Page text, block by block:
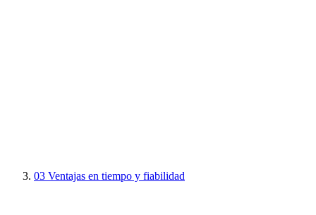
03 Ventajas en tiempo y fiabilidad